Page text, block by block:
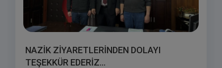
NAZİK ZİYARETLERİNDEN DOLAYI
TEŞEKKÜR EDERİZ...